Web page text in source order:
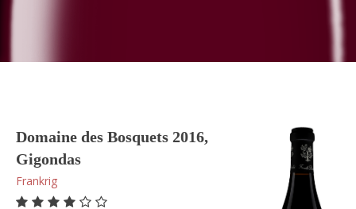
Domaine des Bosquets 2016,
Gigondas
Frankrig